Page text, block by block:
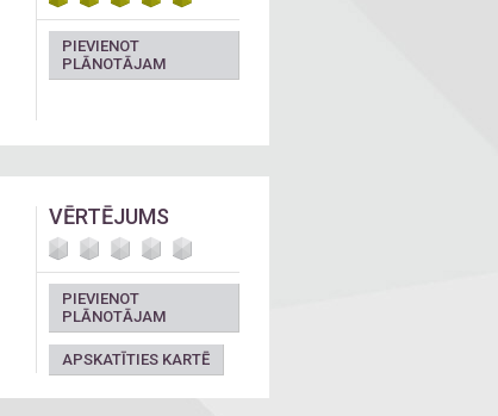
PIEVIENOT
PLĀNOTĀJAM
VĒRTĒJUMS
PIEVIENOT
PLĀNOTĀJAM
APSKATĪTIES KARTĒ